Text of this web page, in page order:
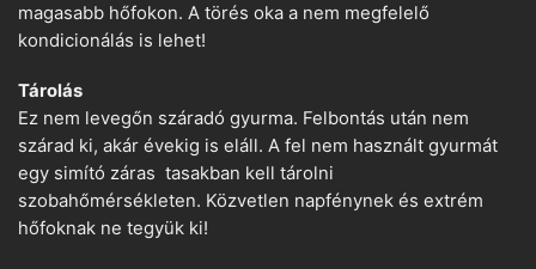
magasabb hőfokon. A törés oka a nem megfelelő
kondicionálás is lehet!
Tárolás
Ez nem levegőn száradó gyurma. Felbontás után nem
szárad ki, akár évekig is eláll. A fel nem használt gyurmát
egy simító záras tasakban kell tárolni
szobahőmérsékleten. Közvetlen napfénynek és extrém
hőfoknak ne tegyük ki!